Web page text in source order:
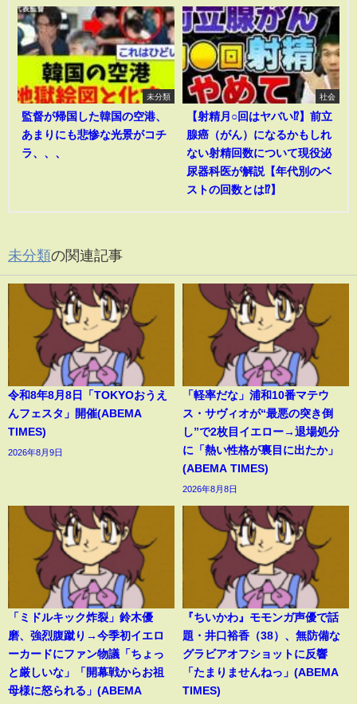
未分類
監督が帰国した韓国の空港、
あまりにも悲惨な光景がコチ
ラ、、、
社会
【射精月○回はヤバい⁉︎】前立
腺癌（がん）になるかもしれ
ない射精回数について現役泌
尿器科医が解説【年代別のベ
ストの回数とは⁉︎】
未分類の関連記事
令和8年8月8日「TOKYOおうえ
んフェスタ」開催(ABEMA
TIMES)
2026年8月9日
「軽率だな」浦和10番マテウ
ス・サヴィオが“最悪の突き倒
し”で2枚目イエロー→退場処分
に「熱い性格が裏目に出たか」
(ABEMA TIMES)
2026年8月8日
「ミドルキック炸裂」鈴木優
磨、強烈腹蹴り→今季初イエロ
ーカードにファン物議「ちょっ
と厳しいな」「開幕戦からお祖
母様に怒られる」(ABEMA
『ちいかわ』モモンガ声優で話
題・井口裕香（38）、無防備な
グラビアオフショットに反響
「たまりませんねっ」(ABEMA
TIMES)